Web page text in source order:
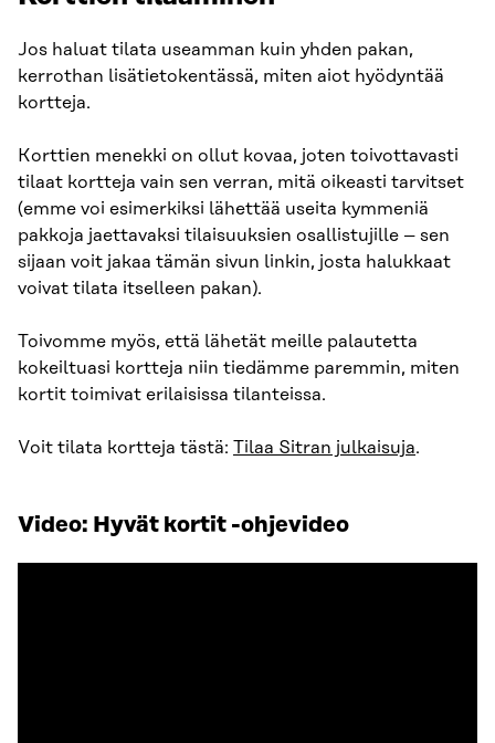
Jos haluat tilata useamman kuin yhden pakan,
kerrothan lisätietokentässä, miten aiot hyödyntää
kortteja.
Korttien menekki on ollut kovaa, joten toivottavasti
tilaat kortteja vain sen verran, mitä oikeasti tarvitset
(emme voi esimerkiksi lähettää useita kymmeniä
pakkoja jaettavaksi tilaisuuksien osallistujille – sen
sijaan voit jakaa tämän sivun linkin, josta halukkaat
voivat tilata itselleen pakan).
Toivomme myös, että lähetät meille palautetta
kokeiltuasi kortteja niin tiedämme paremmin, miten
kortit toimivat erilaisissa tilanteissa.
Voit tilata kortteja tästä: Tilaa Sitran julkaisuja.
Video: Hyvät kortit -ohjevideo